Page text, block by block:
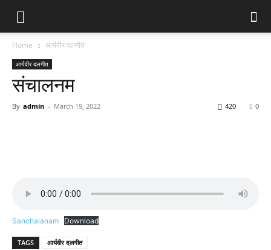
Home आर्यवीर दलगीत
आर्यवीर दलगीत
संचालनम
By admin - March 19, 2022 0
420
Sanchalanam Download
TAGS आर्यवीर दलगीत